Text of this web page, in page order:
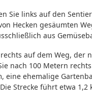
Sie links auf den
Hecken gesäumten
aus
auf dem Weg, der
nach 100 Metern
eine ehemalige
Strecke führt etwa